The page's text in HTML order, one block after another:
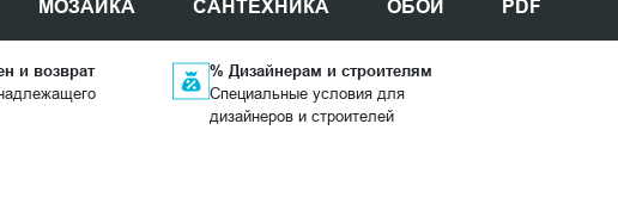
МОЗАИКА САНТЕХНИКА ОБОИ PDF
и возврат
% Дизайнерам и строителям
Специальные условия для
дизайнеров и строителей